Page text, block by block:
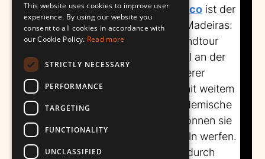
Vereda da Ponta de Sao Lourenco ist der
wohl berühmteste Wanderweg Madeiras:
eine acht Kilometer lange Rundtour
entlang der schmalen Halbinsel an der
Ostspitze der Insel. Wanderer
durchqueren trockene Klippen mit weitem
Blick auf den Atlantik, sehen endemische
Pflanzen und an klaren Tagen können sie
einen Blick auf die Desertas-Inseln werfen.
Vereda das Funduras
führt durch
This website uses cookies to improve user
experience. By using our website you
consent to all cookies in accordance with
our Cookie Policy. Read more
STRICTLY NECESSARY
PERFORMANCE
TARGETING
FUNCTIONALITY
UNCLASSIFIED